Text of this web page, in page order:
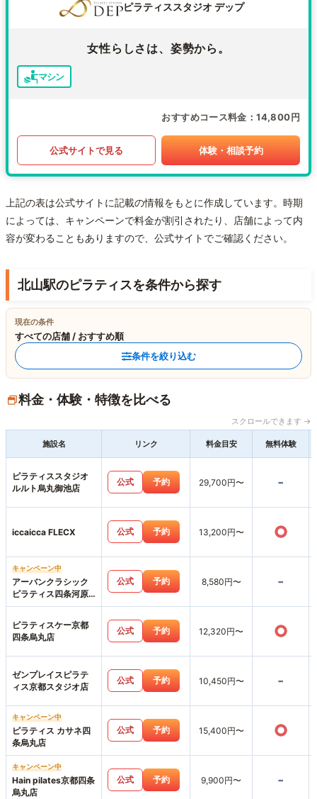
ピラティススタジオ デップ
女性らしさは、姿勢から。
マシン
おすすめコース料金 14,800円
公式サイトで見る 体験・相談予約
上記の表は公式サイトに記載の情報をもとに作成しています。時期
によっては、キャンペーンで料金が割引されたり、店舗によって内
容が変わることもありますので、公式サイトでご確認ください。
北山駅のピラティスを条件から探す
現在の条件
すべての店舗 / おすすめ順
条件を絞り込む
料金・体験・特徴を比べる
スクロールできます →
施設名 リンク 料金目安 無料体験
ピラティススタジオ
ルルト烏丸御池店
公式 予約 29,700円〜 -
iccaicca FLECX 公式 予約 13,200円〜 ○
キャンペーン中
アーバンクラシック
ピラティス四条河原
町店
公式 予約 8,580円〜 -
ピラティスケー京都
四条烏丸店
公式 予約 12,320円〜 ○
ゼンプレイスピラテ
ィス京都スタジオ店
公式 予約 10,450円〜 -
キャンペーン中
ピラティス カサネ四
条烏丸店
公式 予約 15,400円〜 ○
キャンペーン中
Hain pilates京都四条
烏丸店
公式 予約 9,900円〜 -